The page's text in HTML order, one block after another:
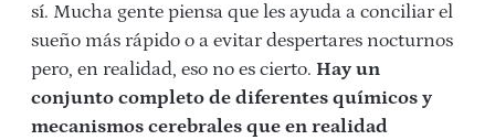
sí. Mucha gente piensa que les ayuda a conciliar el
sueño más rápido o a evitar despertares nocturnos
pero, en realidad, eso no es cierto. Hay un
conjunto completo de diferentes químicos y
mecanismos cerebrales que en realidad